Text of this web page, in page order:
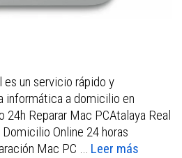
un servicio rápido y
informática a domicilio en
Reparar Mac PCAtalaya Real
Online 24 horas
Mac PC … Leer más